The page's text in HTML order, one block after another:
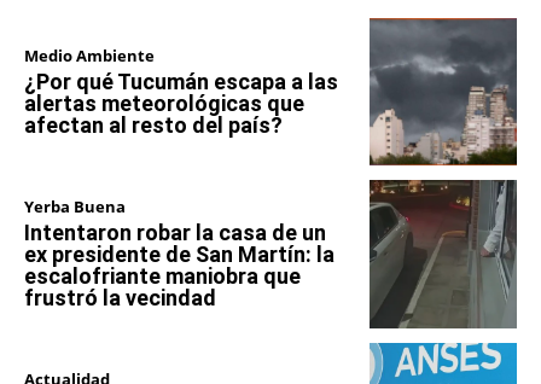
Medio Ambiente
¿Por qué Tucumán escapa a las
alertas meteorológicas que
afectan al resto del país?
Yerba Buena
Intentaron robar la casa de un
ex presidente de San Martín: la
escalofriante maniobra que
frustró la vecindad
Actualidad